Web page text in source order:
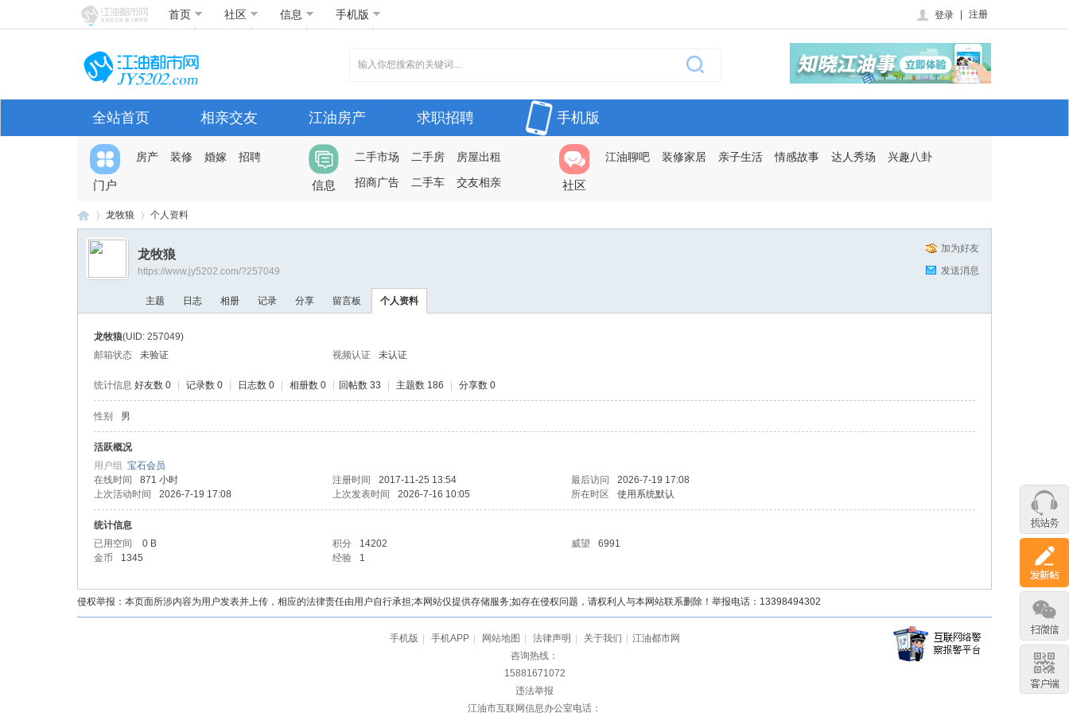
首页 社区 信息 手机版 登录 注册
全站首页 相亲交友 江油房产 求职招聘 手机版
门户
房产 装修 婚嫁 招聘
信息
二手市场 二手房
房屋出租
招商广告
二手车 交友相亲 社区
江油聊吧 装修家居 亲子生活 情感故事 达人秀场 兴趣八卦
都
›
龙牧狼 个人资料
加为好友
发送消息
龙牧狼
https://www.jy5202.com/?257049
主题 日志 相册 记录 分享 留言板 个人资料
龙牧狼(UID: 257049)
邮箱状态
未验证 视频认证 未认证
统计信息 好友数 0 记录数 0 日志数 0 相册数 0 回帖数 33 主题数 186 分享数 0
性别 男
活跃概况
用户组 宝石会员
在线时间
871 小时 注册时间 2017-11-25 13:54 最后访问
2026-7-19 17:08
上次活动时间
2026-7-19 17:08 上次发表时间 2026-7-16 10:05 所在时区 使用系统默认
统计信息
已用空间
0 B 积分 14202 威望
6991
金币
1345 经验 1
侵权举报：本页面所涉内容为用户发表并上传，相应的法律责任由用户自行承担;本网站仅提供存储服务;如存在侵权问题，请权利人与本网站联系删除！举报电话：13398494302
手机版 手机APP 网站地图 法律声明 关于我们
江油都市网
咨询热线：
15881671072
违法举报
江油市互联网信息办公室电话：